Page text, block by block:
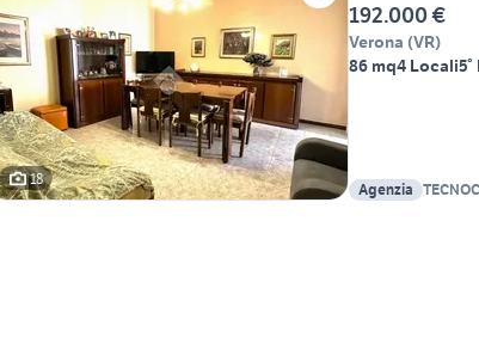
18
192.000 €
Verona (VR)
86 mq4 Locali
Agenzia